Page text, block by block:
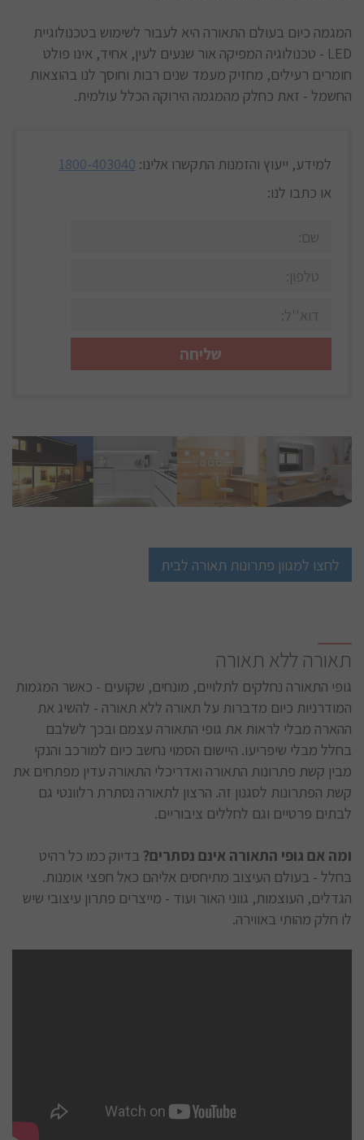
המגמה כיום בעולם התאורה היא לעבור לשימוש בטכנולוגיית
LED - טכנולוגיה המפיקה אור שנעים לעין, אחיד, אינו פולט
חומרים רעילים, מחזיק מעמד שנים רבות וחוסך לנו בהוצאות
החשמל - זאת כחלק מהמגמה הירוקה הכלל עולמית.
למידע, ייעוץ והזמנות התקשרו אלינו: 1800-403040
או כתבו לנו:
לחצו למגוון פתרונות תאורה לבית
תאורה ללא תאורה
גופי התאורה נחלקים לתלויים, מונחים, שקועים - כאשר המגמות
המודרניות כיום מדברות על תאורה ללא תאורה - להשיג את
ההארה מבלי לראות את גופי התאורה עצמם ובכך לשלבם
בחלל מבלי שיפריעו. היישום הסמוי נחשב כיום למורכב והנקי
מבין קשת פתרונות התאורה ואדריכלי התאורה עדין מפתחים את
קשת הפתרונות לסגנון זה. הרצון לתאורה נסתרת רלוונטי גם
לבתים פרטיים וגם לחללים ציבוריים.
ומה אם גופי התאורה אינם נסתרים? בדיוק כמו כל רהיט
בחלל - בעולם העיצוב מתיחסים אליהם כאל חפצי אומנות.
הגדלים, העוצמות, גווני האור ועוד - מייצרים פתרון עיצובי שיש
לו חלק מהותי באווירה.